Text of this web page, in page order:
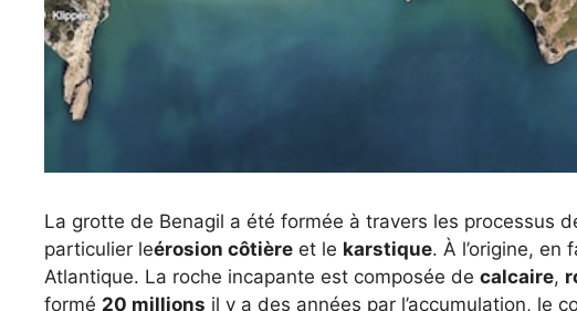
La grotte de Benagil a été formée à travers les processus
particulier leérosion côtière et le karstique. À l’origine, en
Atlantique. La roche incapante est composée de calcaire,
formé 20 millions il y a des années par l’accumulation, le